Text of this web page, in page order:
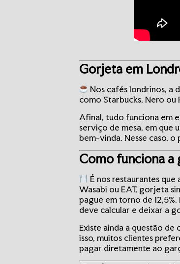
Gorjeta em
Nos cafés londrinos, a
como Starbucks, Nero ou
Afinal, tudo funciona em
serviço de mesa, em que
bem-vinda. Nesse caso, o
Como funciona a
É nos restaurantes
Wasabi ou EAT, gorjeta
pague em torno de
deve calcular e deixar a
Existe ainda a questão
isso, muitos clientes
pagar diretamente ao